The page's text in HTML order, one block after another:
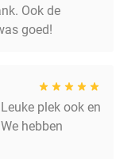
Ook de
goed!
plek ook en
hebben